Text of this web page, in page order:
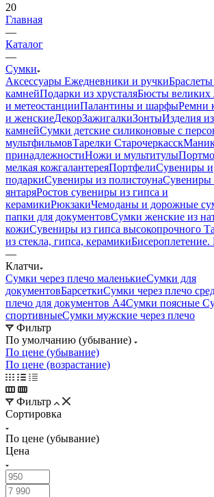
20
Главная
—
Каталог
—
Сумки
Аксессуары Ежедневники и ручки
камнейПодарки из хрусталяБюсты великих
и метеостанцииПалантины и шарфыРемни
и женскиеДекорЗажигалкиЗонтыИзделия
камнейСумки детские силиконовые с
мультфильмовТарелки Старочеркасск
принадлежностиНожи и мультитулы
мелкая кожгалантереяПортфелиСувениры и
подаркиСувениры из полистоунаСувениры
янтаряРостов сувениры из гипса и
керамикиРюкзакиЧемоданы и дорожные
папки для документовСумки женские из
кожиСувениры из гипса высокопрочного
из стекла, гипса, керамикиБисероплетение.
—
Клатчи
Сумки через плечо маленькиеСумки для
документовБарсеткиСумки через плечо
плечо для документов А4Сумки поясные
спортивныеСумки мужские через плечо
Фильтр
По умолчанию (убывание)
По цене (убывание)
По цене (возрастание)
Фильтр
Сортировка
По цене (убывание)
Цена